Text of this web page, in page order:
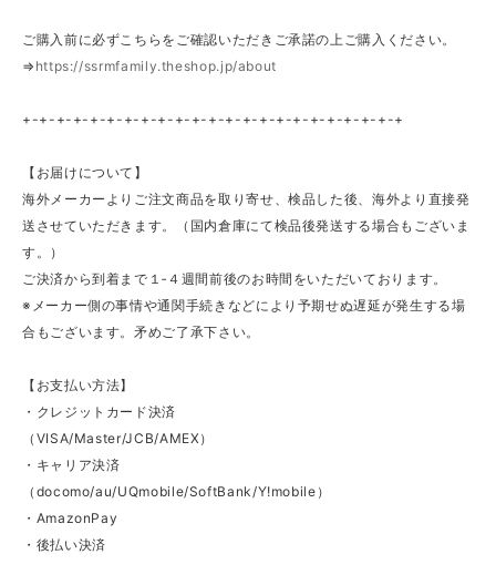
ご購入前に必ずこちらをご確認いただきご承諾の上ご購入ください。
⇒ https://ssrmfamily.theshop.jp/about
+-+-+-+-+-+-+-+-+-+-+-+-+-+-+-+-+-+-+-+-+-+-+
【お届けについて】
海外メーカーよりご注文商品を取り寄せ、検品した後、海外より直接発
送させていただきます。（国内倉庫にて検品後発送する場合もございま
す。）
ご決済から到着まで１‐４週間前後のお時間をいただいております。
※メーカー側の事情や通関手続きなどにより予期せぬ遅延が発生する場
合もございます。矛めご了承下さい。
【お支払い方法】
・クレジットカード決済
（VISA/Master/JCB/AMEX）
・キャリア決済
（docomo/au/UQmobile/SoftBank/Y!mobile）
・AmazonPay
・後払い決済